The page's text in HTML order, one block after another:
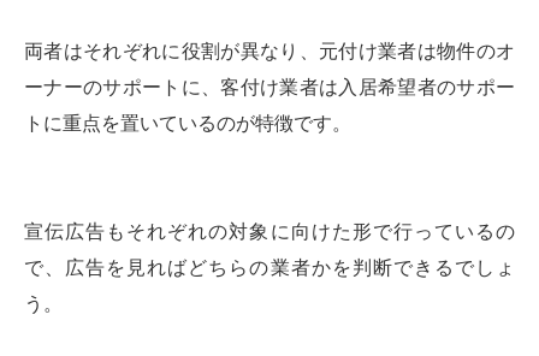
両者はそれぞれに役割が異なり、元付け業者は物件のオ
ーナーのサポートに、客付け業者は入居希望者のサポー
トに重点を置いているのが特徴です。
宣伝広告もそれぞれの対象に向けた形で行っているの
で、広告を見ればどちらの業者かを判断できるでしょ
う。